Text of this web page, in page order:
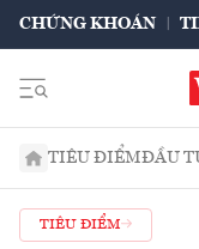
CHỨNG KHOÁN
TIÊU ĐIỂMĐẦU
TIÊU ĐIỂM